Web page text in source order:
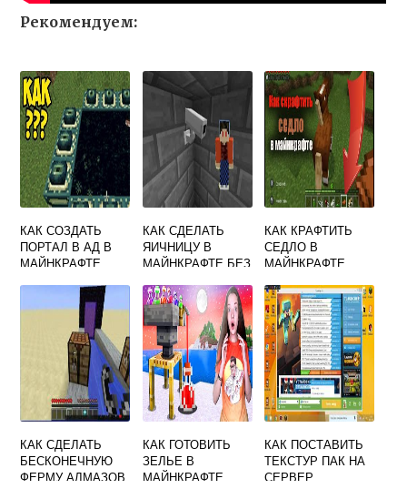
Рекомендуем:
КАК СОЗДАТЬ
ПОРТАЛ В АД В
МАЙНКРАФТЕ
КАК СДЕЛАТЬ
ЯИЧНИЦУ В
МАЙНКРАФТЕ БЕЗ
КАК КРАФТИТЬ
СЕДЛО В
МАЙНКРАФТЕ
КАК СДЕЛАТЬ
БЕСКОНЕЧНУЮ
ФЕРМУ АЛМАЗОВ
КАК ГОТОВИТЬ
ЗЕЛЬЕ В
МАЙНКРАФТЕ
КАК ПОСТАВИТЬ
ТЕКСТУР ПАК НА
СЕРВЕР